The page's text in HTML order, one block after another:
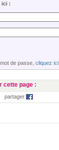
ici :
de passe, cliquez ici
cette page :
partager